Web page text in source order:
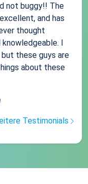
not buggy!! The
and has
thought
I
these guys are
about these
Testimonials